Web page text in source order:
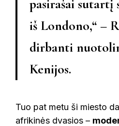
pasirašai sutartį
iš Londono,“ –
dirbanti
Kenijos.
Tuo pat metu ši miesto
afrikinės dvasios –